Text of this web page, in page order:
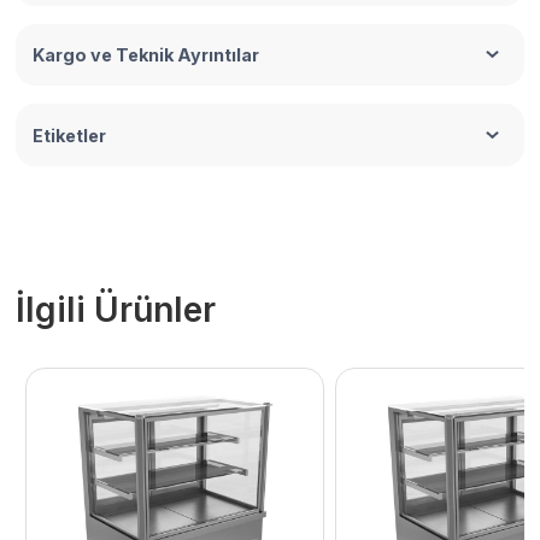
Kargo ve Teknik Ayrıntılar
Etiketler
İlgili Ürünler